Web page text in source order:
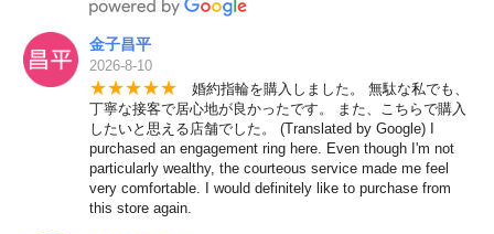
金子昌平
2026-8-10
★★★★★ 婚約指輪を購入しました。 無駄な私でも、
丁寧な接客で居心地が良かったです。 また、こちらで購入
したいと思える店舗でした。 (Translated by Google) I
purchased an engagement ring here. Even though I'm not
particularly wealthy, the courteous service made me feel
very comfortable. I would definitely like to purchase from
this store again.